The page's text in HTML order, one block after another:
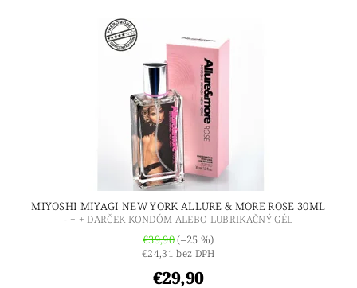
MIYOSHI MIYAGI NEW YORK ALLURE & MORE ROSE 30ML
- + + DARČEK KONDÓM ALEBO LUBRIKAČNÝ GÉL
€39,90(–25 %)
€24,31 bez DPH
€29,90